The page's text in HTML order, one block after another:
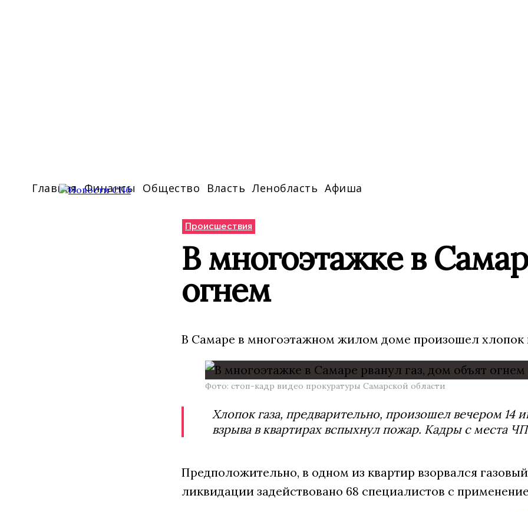
Главная Финансы Общество Власть Ленобласть Афиша
Происшествия
В многоэтажке в
огнем
В Самаре в многоэтажном жилом доме произошел хлопок
Фото: стоп-кадр видео прокуратуры Самарской области
Хлопок газа, предварительно, произошел вечером 14
взрыва в квартирах вспыхнул пожар. Кадры с места
Предположительно, в одном из квартир взорвался
ликвидации задействовано 68 специалистов с